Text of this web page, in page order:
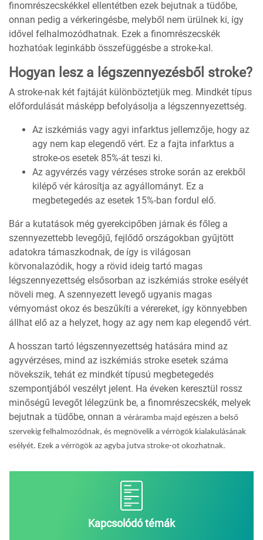
finomrészecskékkel ellentétben ezek bejutnak a tüdőbe,
onnan pedig a vérkeringésbe, melyből nem ürülnek ki, így
idővel felhalmozódhatnak. Ezek a finomrészecskék
hozhatóak leginkább összefüggésbe a stroke-kal.
Hogyan lesz a légszennyezésből stroke?
A stroke-nak két fajtáját különböztetjük meg. Mindkét típus
előfordulását másképp befolyásolja a légszennyezettség.
Az iszkémiás vagy agyi infarktus jellemzője, hogy az
agy nem kap elegendő vért. Ez a fajta infarktus a
stroke-os esetek 85%-át teszi ki.
Az agyvérzés vagy vérzéses stroke során az erekből
kilépő vér károsítja az agyállományt. Ez a
megbetegedés az esetek 15%-ban fordul elő.
Bár a kutatások még gyerekcipőben járnak és főleg a
szennyezettebb levegőjű, fejlődő országokban gyűjtött
adatokra támaszkodnak, de így is világosan
körvonalazódik, hogy a rövid ideig tartó magas
légszennyezettség elsősorban az iszkémiás stroke esélyét
növeli meg. A szennyezett levegő ugyanis magas
vérnyomást okoz és beszűkíti a vérereket, így könnyebben
állhat elő az a helyzet, hogy az agy nem kap elegendő vért.
A hosszan tartó légszennyezettség hatására mind az
agyvérzéses, mind az iszkémiás stroke esetek száma
növekszik, tehát ez mindkét típusú megbetegedés
szempontjából veszélyt jelent. Ha éveken keresztül rossz
minőségű levegőt lélegzünk be, a finomrészecskék, melyek
bejutnak a tüdőbe, onnan a véráramba majd egészen a belső
szervekig felhalmozódnak, és megnövelik a vérrögök kialakulásának
esélyét. Ezek a vérrögök az agyba jutva stroke-ot okozhatnak.
Kapcsolódó témák